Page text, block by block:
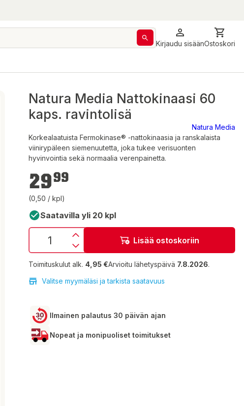
Kirjaudu sisäänOstoskori
Natura Media Nattokinaasi 60
kaps. ravintolisä
Korkealaatuista Fermokinase® -nattokinaasia ja ranskalaista
viinirypäleen siemenuutetta, joka tukee verisuonten
hyvinvointia sekä normaalia verenpainetta.
Natura Media
2999
(0,50 / kpl)
Saatavilla yli 20 kpl
Lisää ostoskoriin
Toimituskulut alk. 4,95 €Arvioitu lähetyspäivä 7.8.2026.
Valitse myymäläsi ja tarkista saatavuus
Ilmainen palautus 30 päivän ajan
Nopeat ja monipuoliset toimitukset